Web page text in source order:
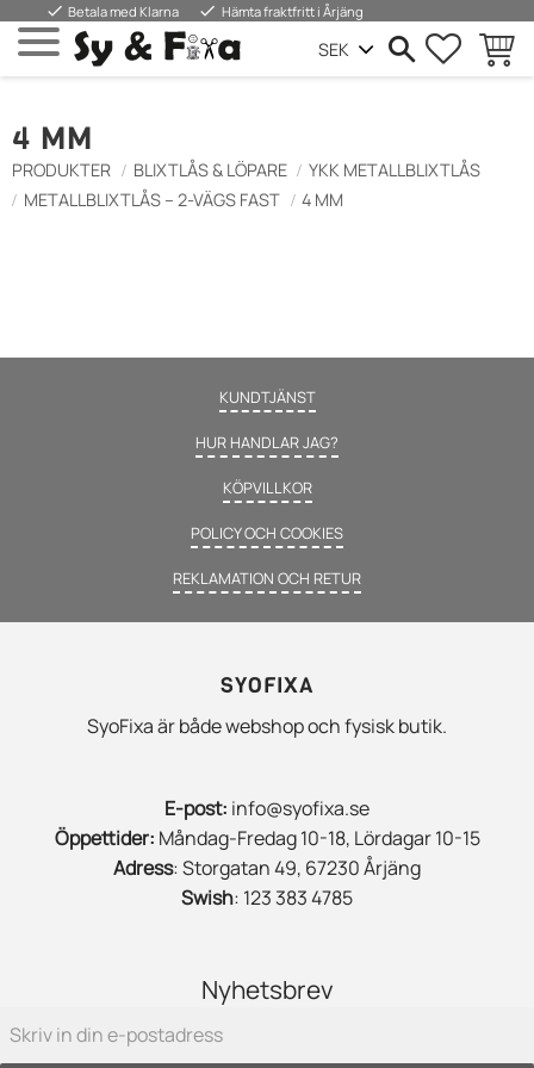
Meny
done Betala med Klarna done Hämta fraktfritt i Årjäng
4 MM
PRODUKTER BLIXTLÅS & LÖPARE
YKK METALLBLIXTLÅS
METALLBLIXTLÅS – 2-VÄGS FAST
4 MM
KUNDTJÄNST
HUR HANDLAR JAG?
KÖPVILLKOR
POLICY OCH COOKIES
REKLAMATION OCH RETUR
SYOFIXA
SyoFixa är både webshop och fysisk butik.
E-post: info@syofixa.se
Öppettider: Måndag-Fredag 10-18, Lördagar 10-15
Adress: Storgatan 49, 67230 Årjäng
Swish: 123 383 4785
Nyhetsbrev